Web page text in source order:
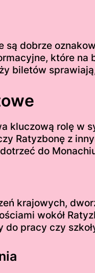
dobrze
które
biletów
kluczową rolę w
Ratyzbonę z
do
krajowych,
wokół
pracy czy